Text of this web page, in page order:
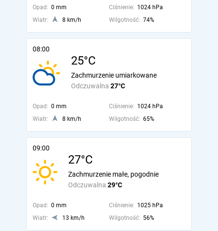
Opad: 0 mm Ciśnienie: 1024 hPa
Wiatr:
8 km/h Wilgotność: 74%
08:00
25°C
Odczuwalna 27°C
Zachmurzenie umiarkowane
Opad: 0 mm Ciśnienie: 1024 hPa
Wiatr:
8 km/h Wilgotność: 65%
09:00
27°C
Odczuwalna 29°C
Zachmurzenie małe, pogodnie
Opad: 0 mm Ciśnienie: 1025 hPa
Wiatr:
13 km/h Wilgotność: 56%